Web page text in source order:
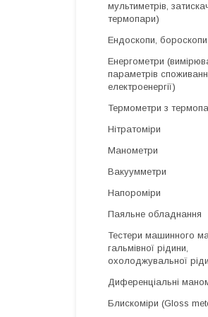
мультиметрів,
термопари)
Ендоскопи, бороскопи
Енергометри
параметрів
електроенергії)
Термометри з
Нітратоміри
Манометри
Вакуумметри
Напороміри
Паяльне обладнання
Тестери машинного
гальмівної рідини,
охолоджувальної
Диференціальні
Блискоміри (Gloss